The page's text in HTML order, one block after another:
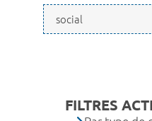
FILTRES